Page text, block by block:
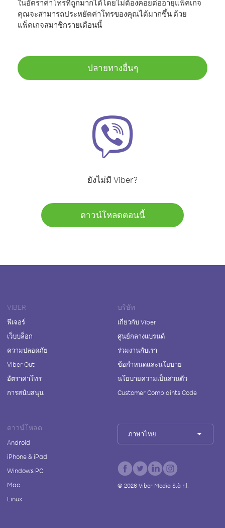
ในอัตราค่าโทรที่ถูกมากได้โดยไม่ต้องคอยต่ออายุแพ็คเกจ
คุณจะสามารถประหยัดค่าโทรของคุณได้มากขึ้น ด้วย
แพ็คเกจสมาชิกรายเดือนนี้
ปลายทางอื่นๆ
ยังไม่มี Viber?
ดาวน์โหลดตอนนี้
VIBER
ฟีเจอร์
เว็บบล็อก
ความปลอดภัย
Viber Out
อัตราค่าโทร
การสนับสนุน
บริษัท
เกี่ยวกับ Viber
ศูนย์กลางแบรนด์
ร่วมงานกับเรา
ข้อกำหนดและนโยบาย
นโยบายความเป็นส่วนตัว
Customer Complaints Code
ดาวน์โหลด
Android
iPhone & iPad
Windows PC
Mac
Linux
ภาษาไทย
© 2026Viber Media S.à r.l.